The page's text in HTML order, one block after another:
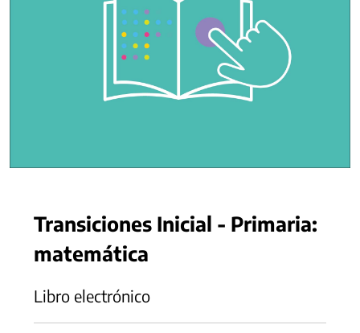
Transiciones Inicial - Primaria:
matemática
Libro electrónico